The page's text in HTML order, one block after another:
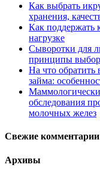
Как выбрать
хранения,
Как поддержать
нагрузке
Сыворотки для
принципы
На что
займа:
обследования
молочных желез
Свежие комментарии
Архивы